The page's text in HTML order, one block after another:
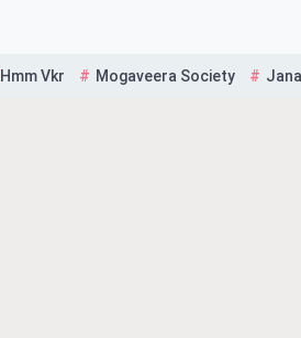
Hmm Vkr Mogaveera Society